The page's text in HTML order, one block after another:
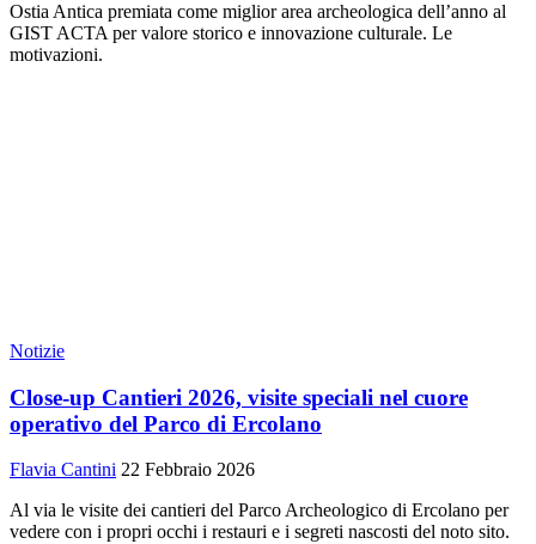
Ostia Antica premiata come miglior area archeologica dell’anno al
GIST ACTA per valore storico e innovazione culturale. Le
motivazioni.
Notizie
Close-up Cantieri 2026, visite speciali nel cuore
operativo del Parco di Ercolano
Flavia Cantini 22 Febbraio 2026
Al via le visite dei cantieri del Parco Archeologico di Ercolano per
vedere con i propri occhi i restauri e i segreti nascosti del noto sito.